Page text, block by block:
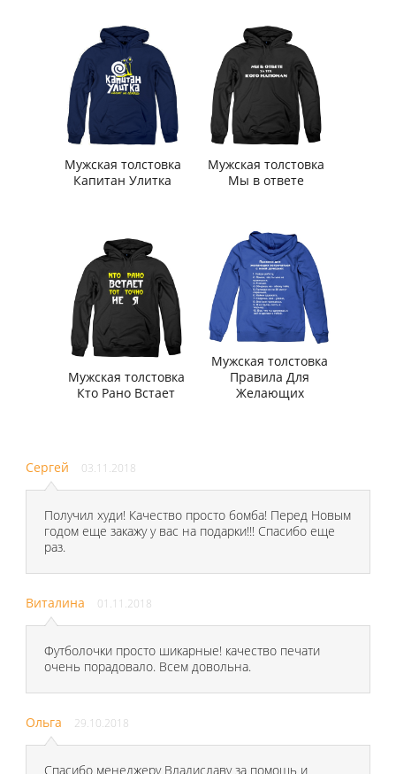
Мужская толстовка
Капитан Улитка
Мужская толстовка
Мы в ответе
Мужская толстовка
Кто Рано Встает
Мужская толстовка
Правила Для
Желающих
Сергей 03.11.2018
Получил худи! Качество просто бомба! Перед Новым
годом еще закажу у вас на подарки!!! Спасибо еще
раз.
Виталина 01.11.2018
Футболочки просто шикарные! качество печати
очень порадовало. Всем довольна.
Ольга 29.10.2018
Спасибо менеджеру Владиславу за помощь и